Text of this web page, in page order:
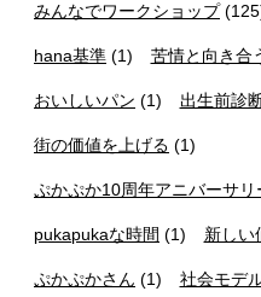
みんなでワークショップ
hana基準 (1) 苦情と向き合
おいしいパン (1) 出生前診
街の価値を上げる (1)
ぷかぷか10周年アニバーサリ
pukapukaな時間 (1) 新しい
ぷかぷかさん (1) 社会モデ